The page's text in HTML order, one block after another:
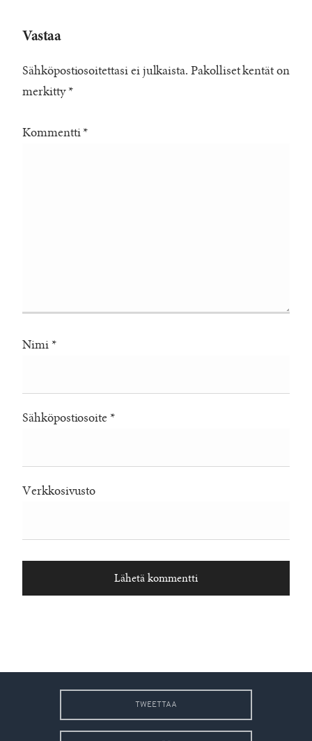
Vastaa
Sähköpostiosoitettasi ei julkaista. Pakolliset kentät on
merkitty *
Kommentti *
Nimi *
Sähköpostiosoite *
Verkkosivusto
TWEETTAA